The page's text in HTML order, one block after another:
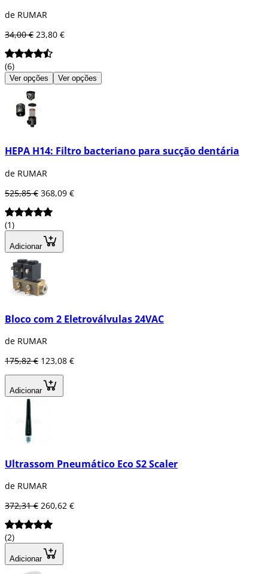
de RUMAR
34,00 € 23,80 €
(6)
Ver opções Ver opções
HEPA H14: Filtro bacteriano para sucção dentária
de RUMAR
525,85 € 368,09 €
(1)
Adicionar
Bloco com 2 Eletroválvulas 24VAC
de RUMAR
175,82 € 123,08 €
Adicionar
Ultrassom Pneumático Eco S2 Scaler
de RUMAR
372,31 € 260,62 €
(2)
Adicionar